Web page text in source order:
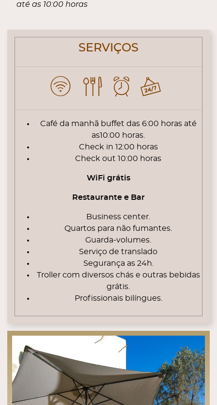
até as 10:00 horas
CONTENT BLOCKS
SERVIÇOS
Café da manhã buffet das 6:00 horas até
as10:00 horas.
Check in 12:00 horas
Check out 10:00 horas
WiFi grátis
Restaurante e Bar
Business center.
Quartos para não fumantes.
Guarda-volumes.
Serviço de translado
Segurança as 24h.
Troller com diversos chás e outras bebidas
grátis.
Profissionais bilíngues.